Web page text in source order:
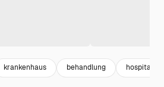
krankenhaus behandlung hospital